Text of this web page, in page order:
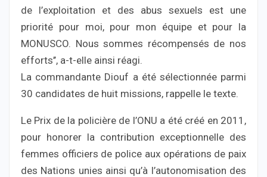
de l’exploitation et des abus sexuels est une
priorité pour moi, pour mon équipe et pour la
MONUSCO. Nous sommes récompensés de nos
efforts’’, a-t-elle ainsi réagi.
La commandante Diouf a été sélectionnée parmi
30 candidates de huit missions, rappelle le texte.
Le Prix de la policière de l’ONU a été créé en 2011,
pour honorer la contribution exceptionnelle des
femmes officiers de police aux opérations de paix
des Nations unies ainsi qu’à l’autonomisation des